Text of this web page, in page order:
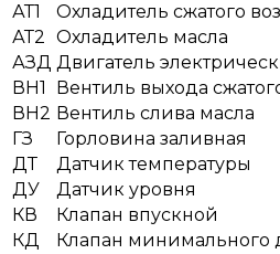
АТ1
Охладитель сжатого
АТ2 Охладитель масла
АЗД Двигатель
ВН1
Вентиль выхода
ВН2 Вентиль слива масла
ГЗ
Горловина заливная
ДТ
Датчик температуры
ДУ
Датчик уровня
КВ
Клапан впускной
КД
Клапан минимального